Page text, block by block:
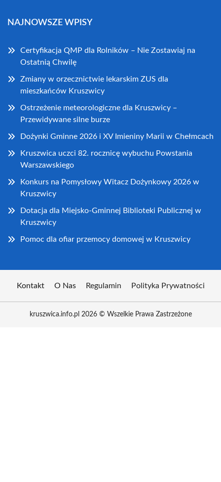
NAJNOWSZE WPISY
Certyfikacja QMP dla Rolników – Nie Zostawiaj na
Ostatnią Chwilę
Zmiany w orzecznictwie lekarskim ZUS dla
mieszkańców Kruszwicy
Ostrzeżenie meteorologiczne dla Kruszwicy –
Przewidywane silne burze
Dożynki Gminne 2026 i XV Imieniny Marii w Chełmcach
Kruszwica uczci 82. rocznicę wybuchu Powstania
Warszawskiego
Konkurs na Pomysłowy Witacz Dożynkowy 2026 w
Kruszwicy
Dotacja dla Miejsko-Gminnej Biblioteki Publicznej w
Kruszwicy
Pomoc dla ofiar przemocy domowej w Kruszwicy
Kontakt O Nas Regulamin Polityka Prywatności
kruszwica.info.pl 2026 © Wszelkie Prawa Zastrzeżone